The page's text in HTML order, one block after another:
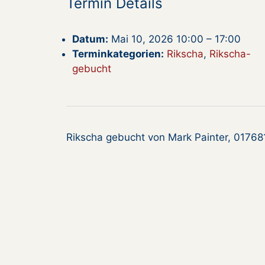
Datum: Mai 10, 2026 10:00 – 17:00
Terminkategorien: Rikscha, Rikscha-
gebucht
Rikscha gebucht von Mark Painter,